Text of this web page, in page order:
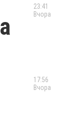
23:41
Вчора
17:56
Вчора